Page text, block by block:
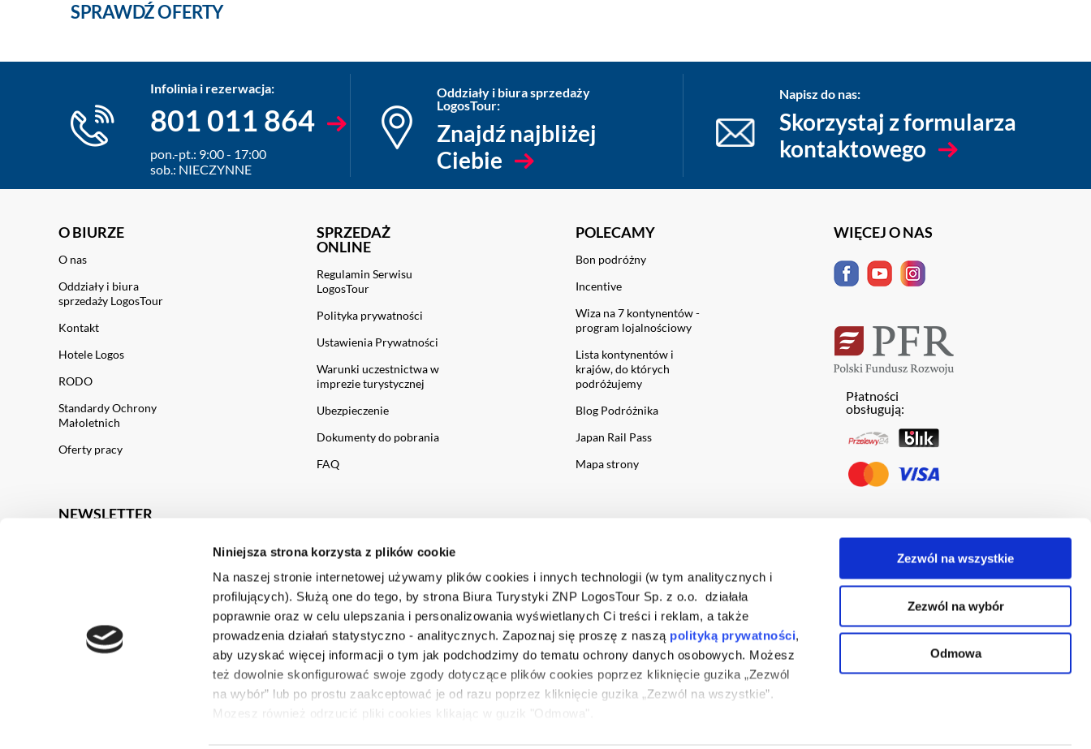
Niniejsza strona korzysta z plików cookie
Na naszej stronie internetowej używamy plików cookies i innych technologii (w tym analitycznych i
profilujących). Służą one do tego, by strona Biura Turystyki ZNP LogosTour Sp. z o.o. działała
poprawnie oraz w celu ulepszania i personalizowania wyświetlanych Ci treści i reklam, a także
prowadzenia działań statystyczno - analitycznych. Zapoznaj się proszę z naszą polityką prywatności,
aby uzyskać więcej informacji o tym jak podchodzimy do tematu ochrony danych osobowych. Możesz
też dowolnie skonfigurować swoje zgody dotyczące plików cookies poprzez kliknięcie guzika „Zezwól
na wybór” lub po prostu zaakceptować je od razu poprzez kliknięcie guzika „Zezwól na wszystkie”.
Mozesz również odrzucić pliki cookies klikając w guzik "Odmowa".
Zezwól na wszystkie
Zezwól na wybór
Odmowa
SPRAWDŹ OFERTY
Infolinia i rezerwacja:
801 011 864
pon.-pt.: 9:00 - 17:00
sob.: NIECZYNNE
Oddziały i biura sprzedaży
LogosTour:
Znajdź najbliżej
Ciebie
Napisz do nas:
Skorzystaj z formularza
kontaktowego
O BIURZE
O nas
Oddziały i biura
sprzedaży LogosTour
Kontakt
Hotele Logos
RODO
Standardy Ochrony
Małoletnich
Oferty pracy
SPRZEDAŻ
ONLINE
Regulamin Serwisu
LogosTour
Polityka prywatności
Ustawienia Prywatności
Warunki uczestnictwa w
imprezie turystycznej
Ubezpieczenie
Dokumenty do pobrania
FAQ
POLECAMY
Bon podróżny
Incentive
Wiza na 7 kontynentów -
program lojalnościowy
Lista kontynentów i
krajów, do których
podróżujemy
Blog Podróżnika
Japan Rail Pass
Mapa strony
WIĘCEJ O NAS
Płatności
obsługują:
NEWSLETTER
Zapisz
Wyrażam zgodę na otrzymywanie newslettera.
Akceptuję warunki Regulaminu Serwisu LogosTour
Administratorem Państwa danych osobowych jest Biuro
Turystyki ZNP LogosTour sp. z o.o. z siedzibą w
Warszawie przy ul. Wybrzeże Kościuszkowskie 31/33.